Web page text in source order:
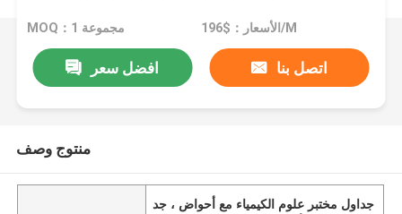
MOQ：1 مجموعة الأسعار：$196/M
افضل سعر اتصل بنا
منتوج وصف
جداول مختبر علوم الكيمياء مع أحواض ، جد